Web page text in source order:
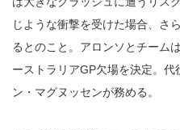
じような衝撃を受けた場合、さ
るとのこと。アロンソとチーム
ーストラリアGP欠場を決定。
ン・マグヌッセンが務める。